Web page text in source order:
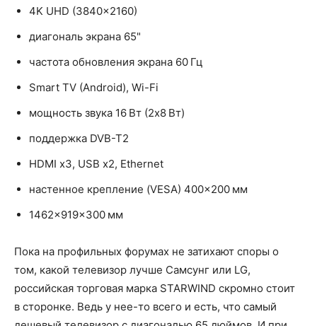
4K UHD (3840x2160)
диагональ экрана 65"
частота обновления экрана 60 Гц
Smart TV (Android), Wi-Fi
мощность звука 16 Вт (2х8 Вт)
поддержка DVB-T2
HDMI x3, USB x2, Ethernet
настенное крепление (VESA) 400×200 мм
1462x919x300 мм
Пока на профильных форумах не затихают споры о
том, какой телевизор лучше Самсунг или LG,
российская торговая марка STARWIND скромно стоит
в сторонке. Ведь у нее-то всего и есть, что самый